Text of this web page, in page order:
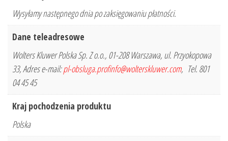
Wysyłamy następnego dnia po zaksięgowaniu płatności.
Dane teleadresowe
Wolters Kluwer Polska Sp. Z o.o., 01-208 Warszawa, ul. Przyokopowa
33, Adres e-mail:pl-obsluga.profinfo@wolterskluwer.com, Tel. 801
04 45 45
Kraj pochodzenia produktu
Polska